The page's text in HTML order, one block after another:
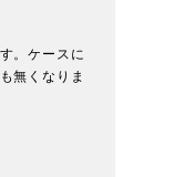
。ケースに
無くなりま